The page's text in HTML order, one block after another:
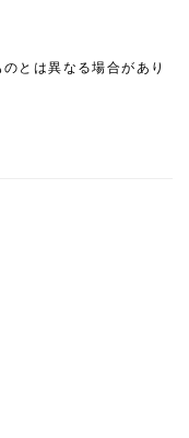
とは異なる場合があり